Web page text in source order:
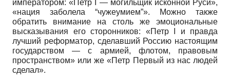
императором: «Петр
— могильщик исконной Руси»,
«нация заболела “чужеумием”». Можно также
обратить внимание на столь же эмоциональные
высказывания его сторонников: «Петр
и правда
лучший реформатор, сделавший Россию настоящим
государством — с армией, флотом, правовым
пространством» или же «Петр Первый из нас людей
сделал».